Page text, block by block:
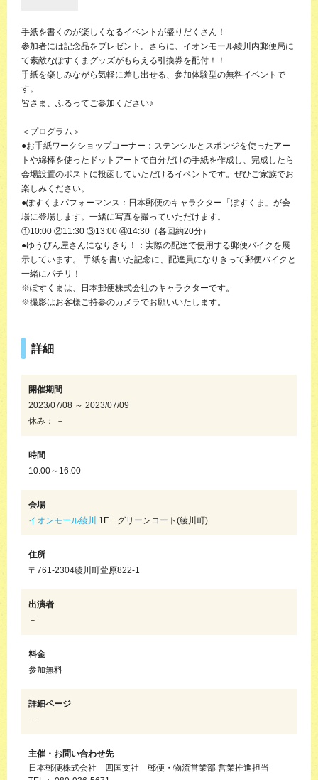
手紙を書くのが楽しくなるイベントが盛りだくさん！
参加者には記念品をプレゼント。さらに、イオンモール綾川内郵便局に
て素敵なぽすくまグッズがもらえる引換券を配付！！
手紙を楽しみながら気軽に差し出せる、参加体験型の無料イベントで
す。
皆さま、ふるってご参加ください♪
＜プログラム＞
●お手紙ワークショップコーナー：ステンシルとスポンジを使ったアー
トや綿棒を使ったドットアートで自分だけの手紙を作成し、完成したら
会場設置のポストに投函していただけるイベントです。ぜひご家族でお
楽しみください。
●ぽすくまパフォーマンス：日本郵便のキャラクター「ぽすくま」が会
場に登場します。一緒に写真を撮っていただけます。
①10:00 ②11:30 ③13:00 ④14:30（各回約20分）
●ゆうびん屋さんになりきり！：実際の配達で使用する郵便バイクを展
示しています。 手紙を書いた記念に、配達員になりきって郵便バイクと
一緒にパチリ！
※ぽすくまは、日本郵便株式会社のキャラクターです。
※撮影はお客様ご持参のカメラでお願いいたします。
詳細
開催期間
2023/07/08 ～ 2023/07/09
休み： －
時間
10:00～16:00
会場
イオンモール綾川
1F グリーンコート(綾川町)
住所
〒761-2304綾川町萱原822-1
出演者
－
料金
参加無料
詳細ページ
－
主催・お問い合わせ先
日本郵便株式会社 四国支社 郵便・物流営業部 営業推進担当